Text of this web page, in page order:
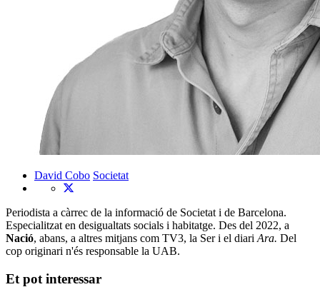
David Cobo Societat
Periodista a càrrec de la informació de Societat i de Barcelona.
Especialitzat en desigualtats socials i habitatge. Des del 2022, a
Nació, abans, a altres mitjans com TV3, la Ser i el diari Ara. Del
cop originari n'és responsable la UAB.
Et pot interessar